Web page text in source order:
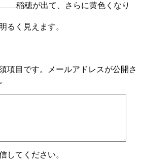
稲穂が出て、さらに黄色くなり
るく見えます。
項目です。メールアドレスが公開さ
してください。